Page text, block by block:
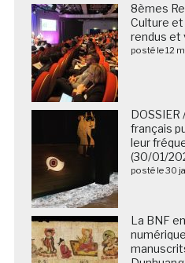
8èmes
Culture
rendus et
posté le 12
français
leur
(30/01/
posté le 30
La BNF